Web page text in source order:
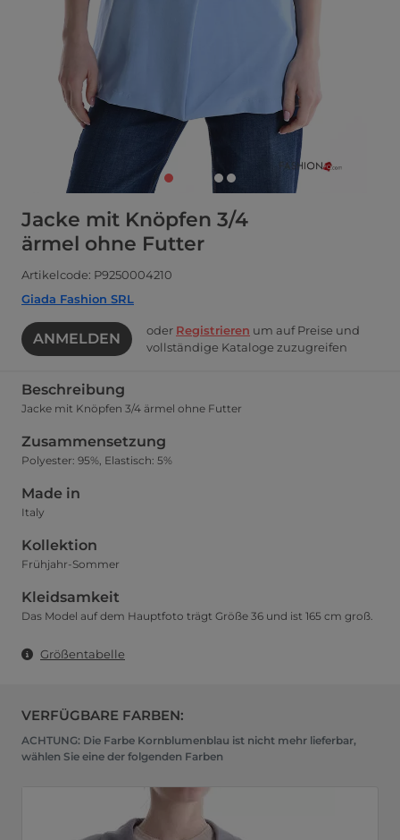
Jacke mit Knöpfen 3/4
ärmel ohne Futter
Artikelcode: P9250004210
Giada Fashion SRL
ANMELDEN oder Registrieren um auf Preise und
vollständige Kataloge zuzugreifen
Beschreibung
Jacke mit Knöpfen 3/4 ärmel ohne Futter
Zusammensetzung
Polyester: 95%, Elastisch: 5%
Made in
Italy
Kollektion
Frühjahr-Sommer
Kleidsamkeit
Das Model auf dem Hauptfoto trägt Größe 36 und ist 165 cm groß.
Größentabelle
VERFÜGBARE FARBEN:
ACHTUNG: Die Farbe Kornblumenblau ist nicht mehr lieferbar,
wählen Sie eine der folgenden Farben